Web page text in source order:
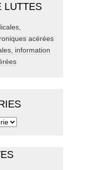
LUTTES
information